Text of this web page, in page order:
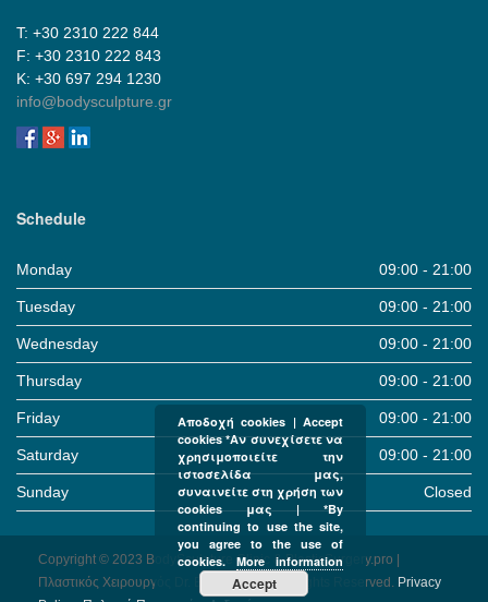
Τ: +30 2310 222 844
F: +30 2310 222 843
Κ: +30 697 294 1230
info@bodysculpture.gr
Schedule
Monday 09:00 - 21:00
Tuesday 09:00 - 21:00
Wednesday 09:00 - 21:00
Thursday 09:00 - 21:00
Friday 09:00 - 21:00
Saturday 09:00 - 21:00
Sunday Closed
Copyright © 2023 BodySculpture Clinic & PlasticSurgery.pro |
Πλαστικός Χειρουργός Dr. Βαρναλίδης | All Rights Reserved. Pri­vacy
Αποδοχή cookies | Accept
cookies *Αν συνεχίσετε να
χρησιμοποιείτε την
ιστοσελίδα μας,
συναινείτε στη χρήση των
cookies μας | *By
continuing to use the site,
you agree to the use of
cookies. More information
Accept